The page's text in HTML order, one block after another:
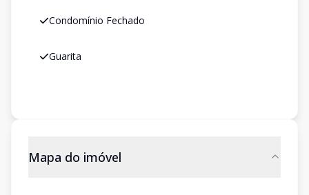
Condomínio Fechado
Guarita
Mapa do imóvel